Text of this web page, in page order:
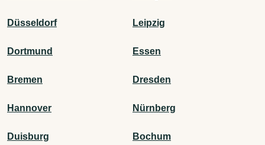
Düsseldorf Leipzig
Dortmund Essen
Bremen Dresden
Hannover Nürnberg
Duisburg Bochum